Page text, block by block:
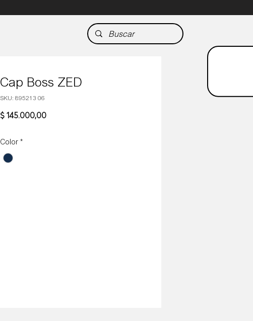
Cap Boss ZED
SKU: 895213 06
$ 145.000,00Precio
Color *